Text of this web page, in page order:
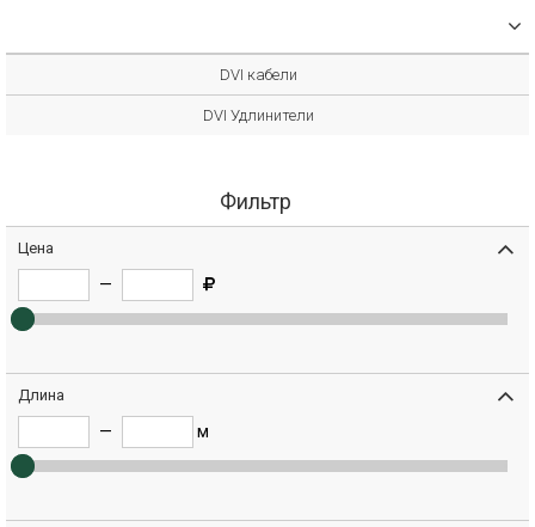
DVI кабели
DVI Удлинители
Фильтр
Цена
—
Длина
— м